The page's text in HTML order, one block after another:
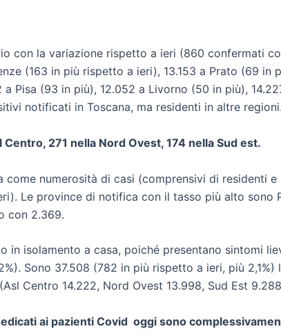
con la variazione rispetto a ieri (860 confermati
(163 in più rispetto a ieri), 13.153 a Prato (69 in
a Pisa (93 in più), 12.052 a Livorno (50 in più),
notificati in Toscana, ma residenti in altre regioni.
271 nella Nord Ovest, 174 nella Sud est.
come numerosità di casi (comprensivi di residenti
Le province di notifica con il tasso più alto sono
con 2.369.
in isolamento a casa, poiché presentano sintomi
Sono 37.508 (782 in più rispetto a ieri, più
Centro 14.222, Nord Ovest 13.998, Sud Est
ai pazienti Covid oggi sono